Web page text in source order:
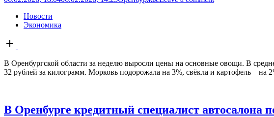
Новости
Экономика
Open
post
В Оренбургской области за неделю выросли цены на основные овощи. В
32 рублей за килограмм. Морковь подорожала на 3%, свёкла и картофель – на
В Оренбурге кредитный специалист автосалона